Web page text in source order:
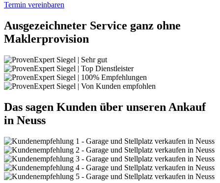
Termin vereinbaren
Ausgezeichneter Service ganz ohne
Maklerprovision
Das sagen Kunden über unseren Ankauf
in Neuss